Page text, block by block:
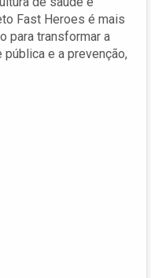
Fast Heroes é mais
para transformar a
pública e a prevenção,